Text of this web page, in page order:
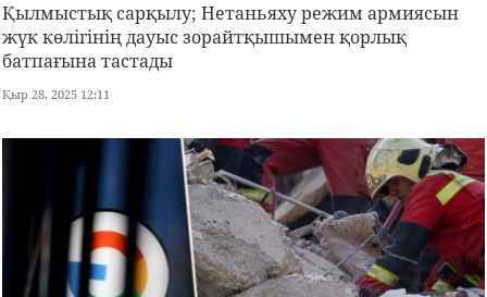
Қылмыстық сарқылу; Нетаньяху режим армиясын
жүк көлігінің дауыс зорайтқышымен қорлық
батпағына тастады
Қыр 28, 2025 12:11